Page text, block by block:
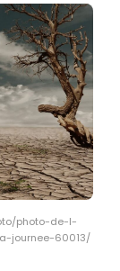
photo-de-l-
journee-60013/